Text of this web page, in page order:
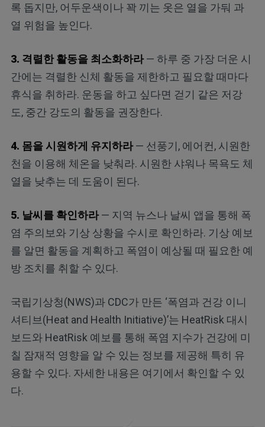
록 돕지만, 어두운색이나 꽉 끼는 옷은 열을 가둬 과
열 위험을 높인다.
3. 격렬한 활동을 최소화하라— 하루 중 가장 더운 시
간에는 격렬한 신체 활동을 제한하고 필요할 때마다
휴식을 취하라. 운동을 하고 싶다면 걷기 같은 저강
도, 중간 강도의 활동을 권장한다.
4. 몸을 시원하게 유지하라— 선풍기, 에어컨, 시원한
천을 이용해 체온을 낮춰라. 시원한 샤워나 목욕도 체
열을 낮추는 데 도움이 된다.
5. 날씨를 확인하라— 지역 뉴스나 날씨 앱을 통해 폭
염 주의보와 기상 상황을 수시로 확인하라. 기상 예보
를 알면 활동을 계획하고 폭염이 예상될 때 필요한 예
방 조치를 취할 수 있다.
국립기상청(NWS)과 CDC가 만든 ‘폭염과 건강 이니
셔티브(Heat and Health Initiative)’는 HeatRisk 대시
보드와 HeatRisk 예보를 통해 폭염 지수가 건강에 미
칠 잠재적 영향을 알 수 있는 정보를 제공해 특히 유
용할 수 있다. 자세한 내용은 여기에서 확인할 수 있
다.